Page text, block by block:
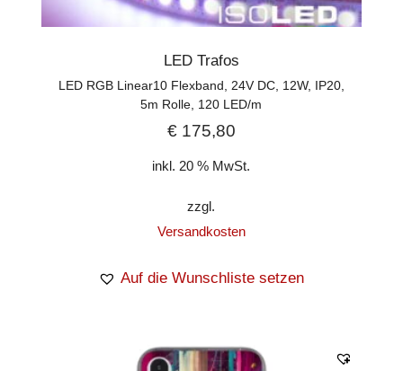
LED Trafos
LED RGB Linear10 Flexband, 24V DC, 12W, IP20,
5m Rolle, 120 LED/m
€175,80
inkl. 20 % MwSt.
zzgl.
Versandkosten
Auf die Wunschliste setzen